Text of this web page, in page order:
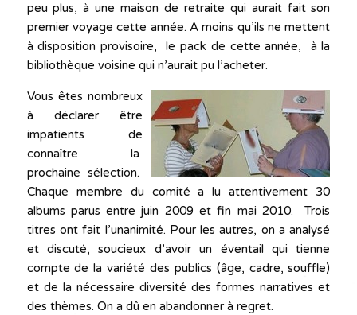
peu plus, à une maison de retraite qui aurait fait son
premier voyage cette année. A moins qu’ils ne mettent
à disposition provisoire, le pack de cette année, à la
bibliothèque voisine qui n’aurait pu l’acheter.
Vous êtes nombreux
à déclarer être
impatients de
connaître la
prochaine sélection.
Chaque membre du comité a lu attentivement 30
albums parus entre juin 2009 et fin mai 2010. Trois
titres ont fait l’unanimité. Pour les autres, on a analysé
et discuté, soucieux d’avoir un éventail qui tienne
compte de la variété des publics (âge, cadre, souffle)
et de la nécessaire diversité des formes narratives et
des thèmes. On a dû en abandonner à regret.